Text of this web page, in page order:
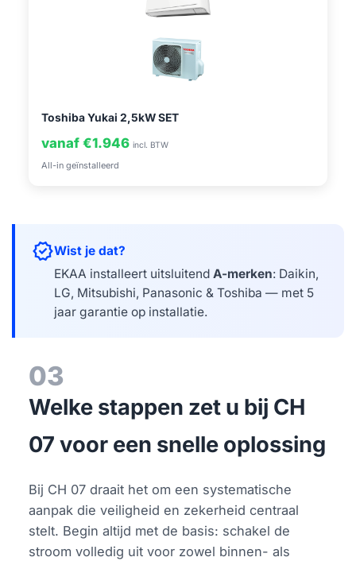
Toshiba Yukai 2,5kW SET
vanaf €1.946 incl. BTW
All-in geïnstalleerd
verifiedWist je dat?
EKAA installeert uitsluitendA-merken: Daikin,
LG, Mitsubishi, Panasonic & Toshiba — met 5
jaar garantie op installatie.
03
Welke stappen zet u bij CH
07 voor een snelle oplossing
Bij CH 07 draait het om een systematische
aanpak die veiligheid en zekerheid centraal
stelt. Begin altijd met de basis: schakel de
stroom volledig uit voor zowel binnen- als